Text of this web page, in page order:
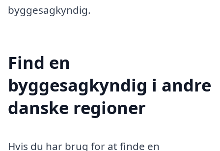
byggesagkyndig.
Find en
byggesagkyndig i andre
danske regioner
Hvis du har brug for at finde en